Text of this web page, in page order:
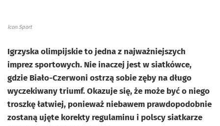
Icon Sport
Igrzyska olimpijskie to jedna z najważniejszych
imprez sportowych. Nie inaczej jest w siatkówce,
gdzie Biało-Czerwoni ostrzą sobie zęby na długo
wyczekiwany triumf. Okazuje się, że może być o niego
troszkę łatwiej, ponieważ niebawem prawdopodobnie
zostaną ujęte korekty regulaminu i polscy siatkarze